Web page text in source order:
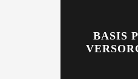
BASIS